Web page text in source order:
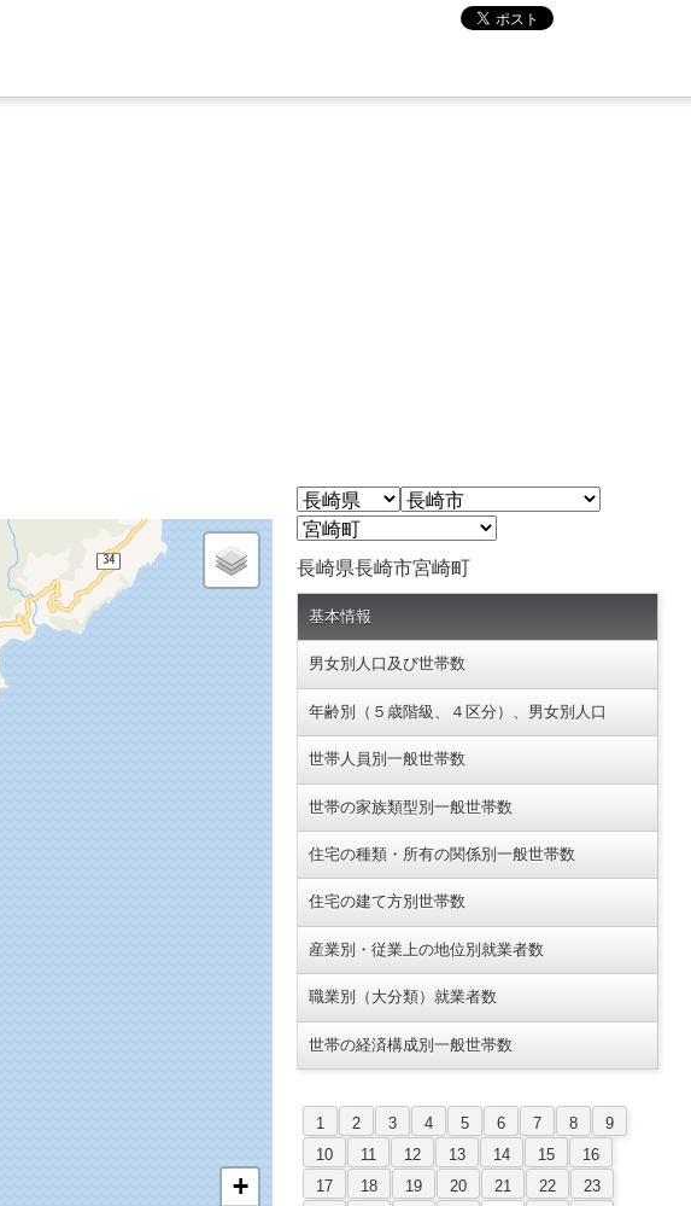
+
長崎県長崎市宮崎町
基本情報
男女別人口及び世帯数
年齢別（５歳階級、４区分）、男女別人口
世帯人員別一般世帯数
世帯の家族類型別一般世帯数
住宅の種類・所有の関係別一般世帯数
住宅の建て方別世帯数
産業別・従業上の地位別就業者数
職業別（大分類）就業者数
世帯の経済構成別一般世帯数
1 2 3 4 5 6 7 8
9
10
11 12 13 14 15
16
17
18 19 20 21 22
23